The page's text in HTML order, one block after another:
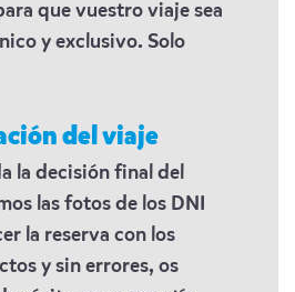
que vuestro viaje sea
y exclusivo. Solo
del viaje
la decisión final del
las fotos de los DNI
la reserva con los
y sin errores, os